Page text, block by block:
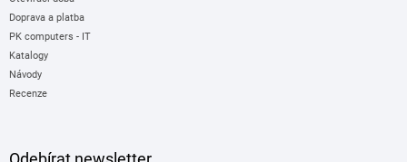
Doprava a platba
PK computers - IT
Katalogy
Návody
Recenze